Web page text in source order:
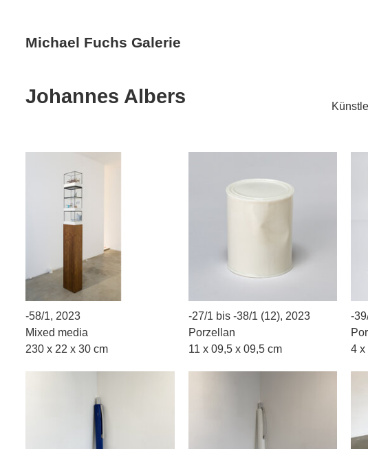
Michael Fuchs Galerie
Johannes Albers
-58/1, 2023
Mixed media
230 x 22 x 30 cm
-27/1 bis -38/1 (12), 2023
Porzellan
11 x 09,5 x 09,5 cm
-
4 x